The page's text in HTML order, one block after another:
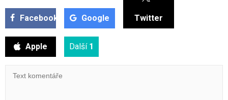
Facebook Google Twitter
Apple Další 1